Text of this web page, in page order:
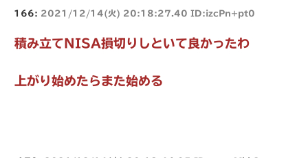
166: 2021/12/14(火) 20:18:27.40 ID:izcPn+pt0
積み立てNISA損切りしといて良かったわ
上がり始めたらまた始める